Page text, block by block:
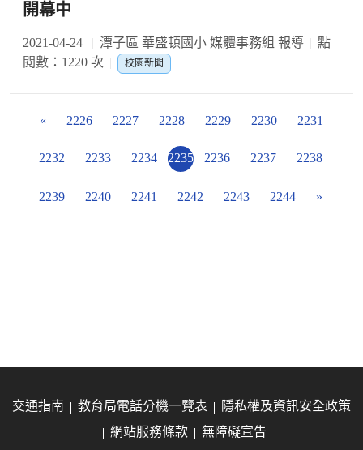
開幕中
2021-04-24 潭子區 華盛頓國小 媒體事務組 報導
點
閱數：1220 次
校園新聞
« 2226 2227 2228 2229 2230 2231
2232 2233 2234 2235 2236 2237 2238
2239 2240 2241 2242 2243 2244 »
交通指南 教育局電話分機一覽表
隱私權及資訊安全政策
網站服務條款
無障礙宣告